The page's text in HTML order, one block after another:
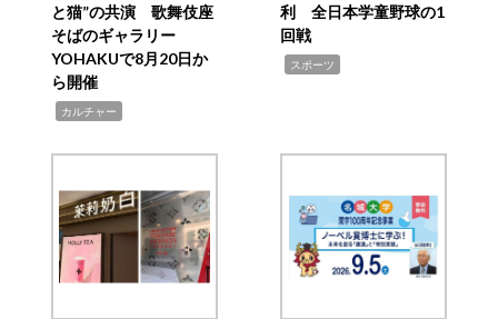
と猫”の共演 歌舞伎座
そばのギャラリー
YOHAKUで8月20日か
ら開催
カルチャー
利 全日本学童野球の1
回戦
スポーツ